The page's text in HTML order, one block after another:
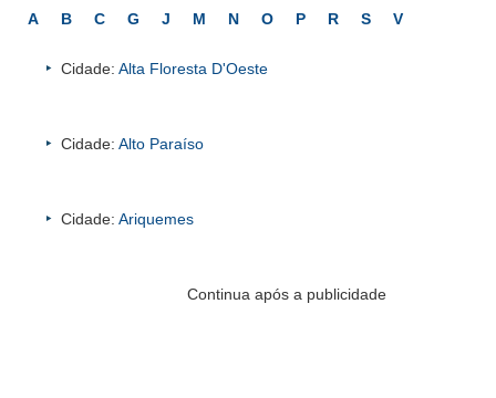
A B C G J M N O P R S V
Cidade: Alta Floresta D'Oeste
Cidade: Alto Paraíso
Cidade: Ariquemes
Continua após a publicidade